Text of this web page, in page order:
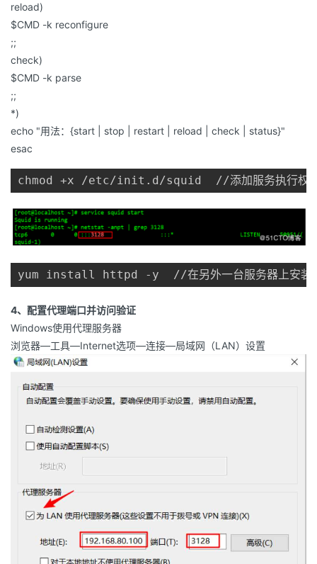
reload)
$CMD -k reconfigure
;;
check)
$CMD -k parse
;;
*)
echo "用法：{start | stop | restart | reload | check | status}"
esac
chmod +x /etc/init.d/squid  //添加服务执行权
yum install httpd -y  //在另外一台服务器上安
4、配置代理端口并访问验证
Windows使用代理服务器
浏览器—工具—Internet选项—连接—局域网（LAN）设置